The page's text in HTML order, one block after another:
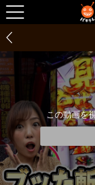
この動画を